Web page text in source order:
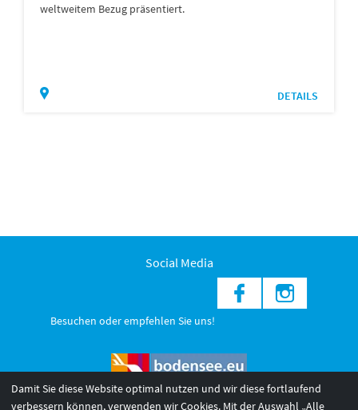
weltweitem Bezug präsentiert.
DETAILS
Social Media
Besuchen oder empfehlen Sie uns!
Damit Sie diese Website optimal nutzen und wir diese fortlaufend
verbessern können, verwenden wir Cookies. Mit der Auswahl „Alle